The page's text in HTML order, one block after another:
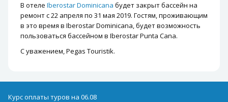
В отеле Iberostar Dominicana будет закрыт бассейн на
ремонт с 22 апреля по 31 мая 2019. Гостям, проживающим
в это время в Iberostar Dominicana, будет возможность
пользоваться бассейном в Iberostar Punta Cana.
С уважением, Pegas Touristik.
Курс оплаты туров на 06.08